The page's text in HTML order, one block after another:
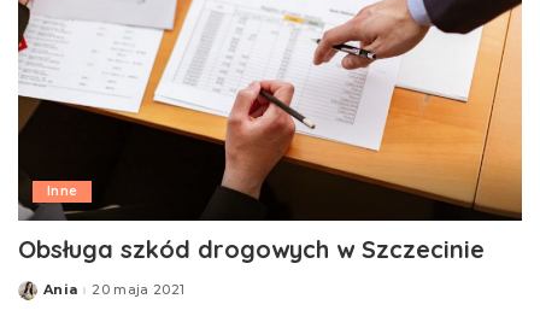
Inne
Obsługa szkód drogowych w Szczecinie
Posted
Ania 20 maja 2021